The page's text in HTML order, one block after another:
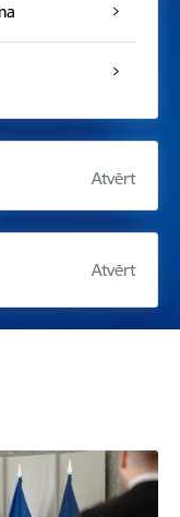
Atvērt
Atvērt